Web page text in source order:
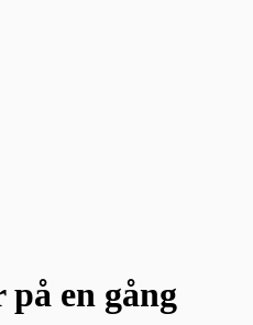
på en gång